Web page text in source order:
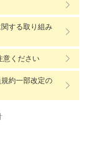
する取り組み
意ください
約一部改定の